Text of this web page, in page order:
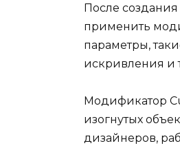
После
применить
параметры,
искривления и
Модификатор
изогнутых
дизайнеров,